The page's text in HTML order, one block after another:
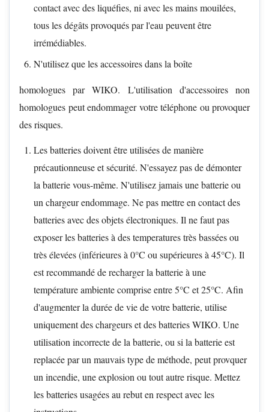
contact avec des liquéfies, ni avec les mains mouilées,
tous les dégâts provoqués par l'eau peuvent être
irrémédiables.
N'utilisez que les accessoires dans la boîte
homologues par WIKO. L'utilisation d'accessoires non
homologues peut endommager votre téléphone ou provoquer
des risques.
Les batteries doivent être utilisées de manière
précautionneuse et sécurité. N'essayez pas de démonter
la batterie vous-même. N'utilisez jamais une batterie ou
un chargeur endommage. Ne pas mettre en contact des
batteries avec des objets électroniques. Il ne faut pas
exposer les batteries à des temperatures très bassées ou
très élevées (inférieures à 0°C ou supérieures à 45°C). Il
est recommandé de recharger la batterie à une
température ambiente comprise entre 5°C et 25°C. Afin
d'augmenter la durée de vie de votre batterie, utilise
uniquement des chargeurs et des batteries WIKO. Une
utilisation incorrecte de la batterie, ou si la batterie est
replacée par un mauvais type de méthode, peut provquer
un incendie, une explosion ou tout autre risque. Mettez
les batteries usagées au rebut en respect avec les